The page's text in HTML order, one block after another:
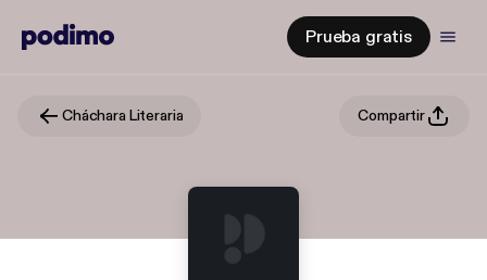
Prueba gratis
Cháchara Literaria Compartir